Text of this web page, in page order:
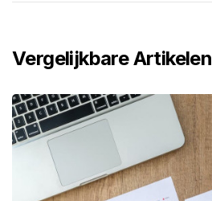
Vergelijkbare Artikelen